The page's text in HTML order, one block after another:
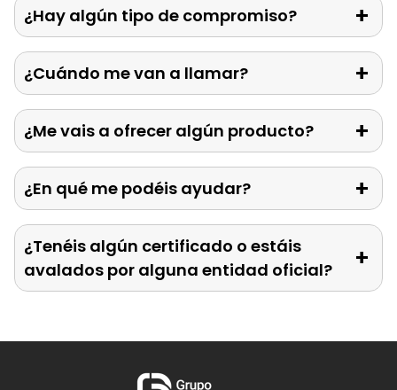
¿Hay algún tipo de compromiso?
¿Cuándo me van a llamar?
¿Me vais a ofrecer algún producto?
¿En qué me podéis ayudar?
¿Tenéis algún certificado o estáis
avalados por alguna entidad oficial?